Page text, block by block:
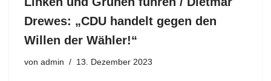
Drewes: „CDU handelt gegen den
Willen der Wähler!“
von admin 13. Dezember 2023